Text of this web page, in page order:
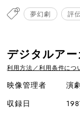
夢幻劇 評
デジタルア
利用方法／利用条件につ
映像管理者
演
収録日